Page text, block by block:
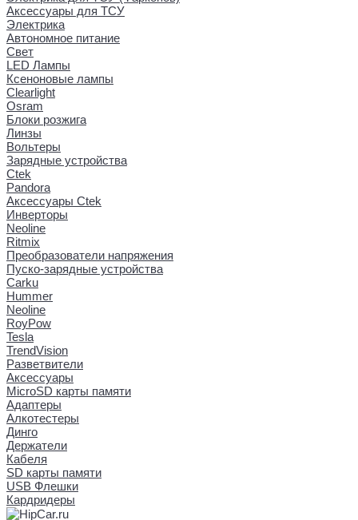
Аксессуары для ТСУ
Электрика
Автономное питание
Свет
LED Лампы
Ксеноновые лампы
Clearlight
Osram
Блоки розжига
Линзы
Вольтеры
Зарядные устройства
Ctek
Pandora
Аксессуары Ctek
Инверторы
Neoline
Ritmix
Преобразователи напряжения
Пуско-зарядные устройства
Carku
Hummer
Neoline
RoyPow
Tesla
TrendVision
Разветвители
Аксессуары
MicroSD карты памяти
Адаптеры
Алкотестеры
Динго
Держатели
Кабеля
SD карты памяти
USB Флешки
Кардридеры